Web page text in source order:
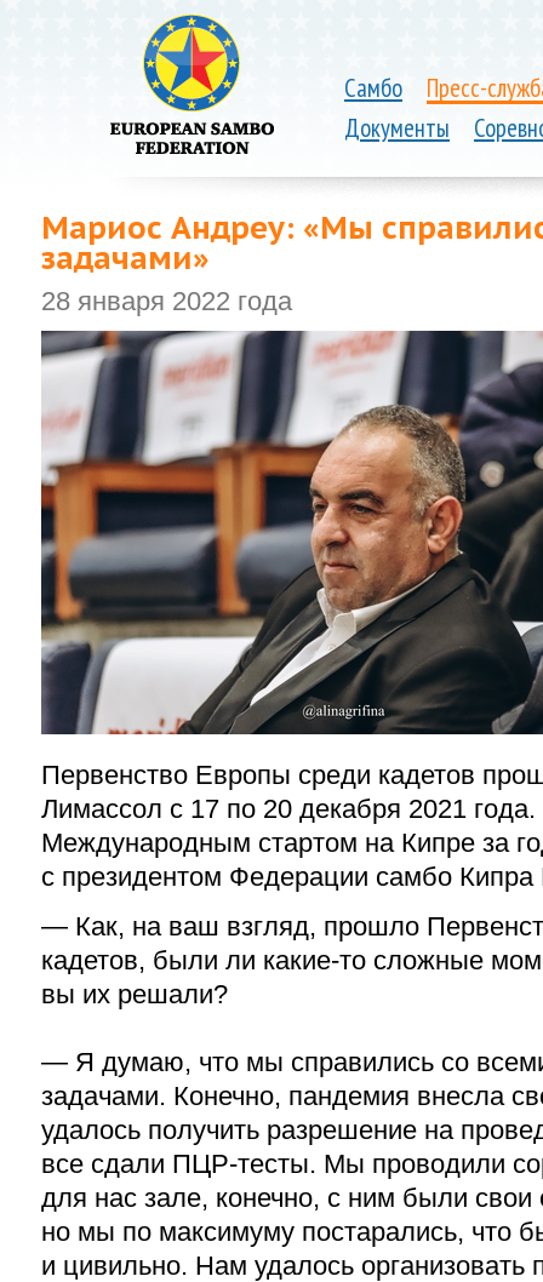
Самбо
Пресс-
Документы
Мариос Андреу: «Мы
задачами»
28 января 2022 года
Первенство Европы среди кадетов
Лимассол с 17 по 20 декабря 2021
Международным стартом на Кипре за
с президентом Федерации самбо
— Как, на ваш взгляд, прошло
кадетов, были ли какие-то сложные
вы их решали?
— Я думаю, что мы справились со
задачами. Конечно, пандемия внесла
удалось получить разрешение на
все сдали ПЦР-тесты. Мы проводили
для нас зале, конечно, с ним были свои
но мы по максимуму постарались, что
и цивильно. Нам удалось